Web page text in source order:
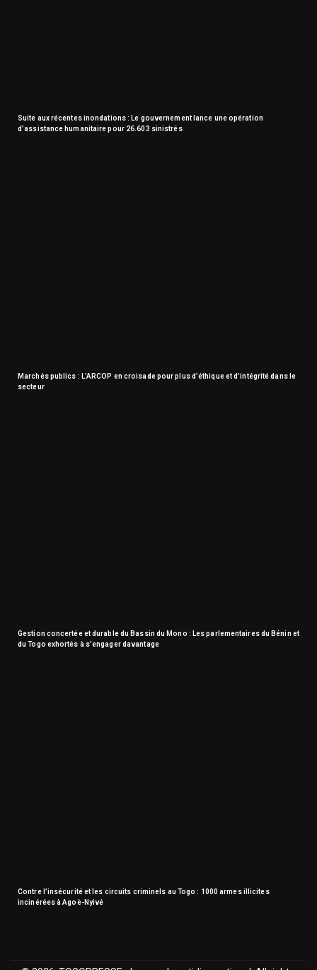
Suite aux récentes inondations : Le gouvernement lance une opération
d’assistance humanitaire pour 26.603 sinistrés
Marchés publics : L’ARCOP en croisade pour plus d’éthique et d’intégrité dans le
secteur
Gestion concertée et durable du Bassin du Mono : Les parlementaires du Bénin et
du Togo exhortés à s’engager davantage
Contre l’insécurité et les circuits criminels au Togo : 1000 armes illicites
incinérées à Agoè-Nyivé